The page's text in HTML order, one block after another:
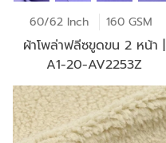
60/62 Inch 160 GSM
ผ้าโพล่าฟลีซขูดขน 2 หน้า |
A1-20-AV2253Z